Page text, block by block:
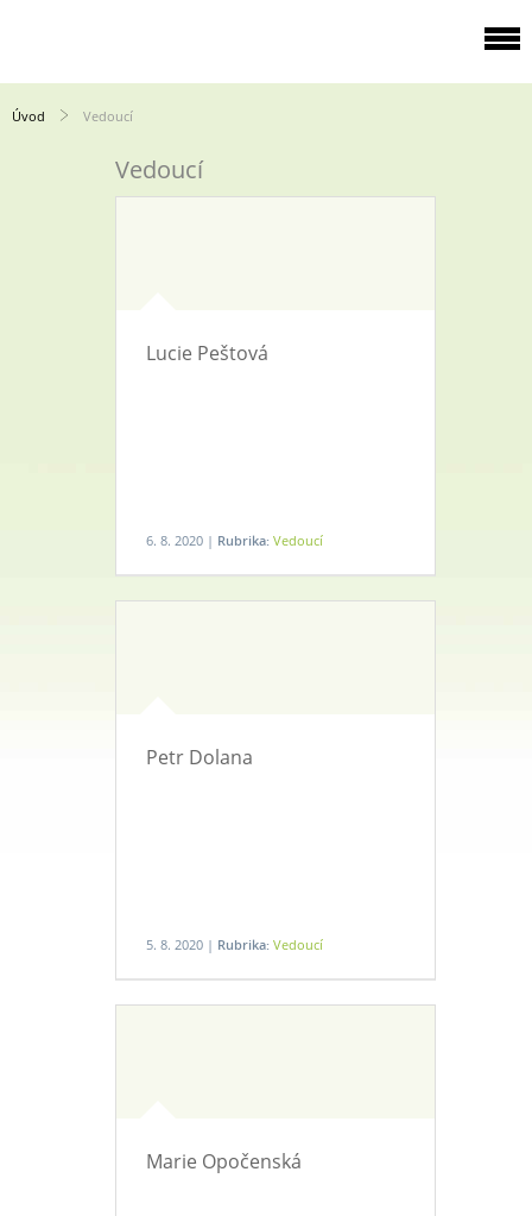
Úvod Vedoucí
Vedoucí
Lucie Peštová
6. 8. 2020 | Rubrika: Vedoucí
Petr Dolana
5. 8. 2020 | Rubrika: Vedoucí
Marie Opočenská